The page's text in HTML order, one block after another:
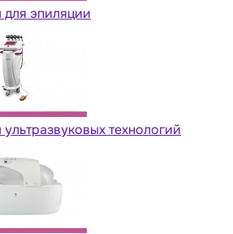
для эпиляции
технологий